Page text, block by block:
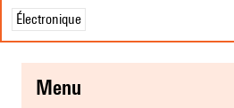
Électronique
menu